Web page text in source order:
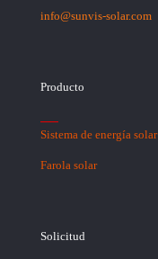
info@sunvis-solar.com
Producto
Sistema de energía solar
Farola solar
Solicitud